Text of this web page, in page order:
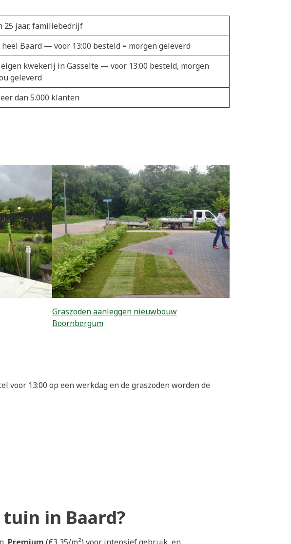
25 jaar, familiebedrijf
heel Baard — voor 13:00 besteld = morgen geleverd
kwekerij in Gasselte — voor 13:00 besteld, morgen
geleverd
dan 5.000 klanten
Graszoden aanleggen nieuwbouw
Boornbergum
voor 13:00 op een werkdag en de graszoden worden de
in Baard?